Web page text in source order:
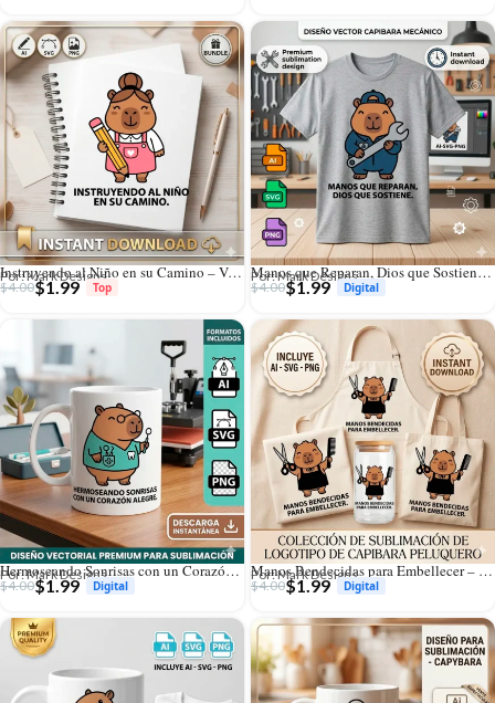
Instruyendo al Niño en su Camino – Vector Cristiano Capibara Maestra para Sublimar
Por: Mark Designs
$4.00$1.99
Manos que Reparan, Dios que Sostiene – Vector Cristiano Capibara Mecánico para Sublimar
Por: Mark Designs
$4.00$1.99
Hermoseando Sonrisas con un Corazón Alegre – Vector Cristiano Capibara Dentista para Sublimar
Por: Mark Designs
$4.00$1.99
Manos Bendecidas para Embellecer – Vector Cristiano Capibara Peluquero/a para Sublimar
Por: Mark Designs
$4.00$1.99